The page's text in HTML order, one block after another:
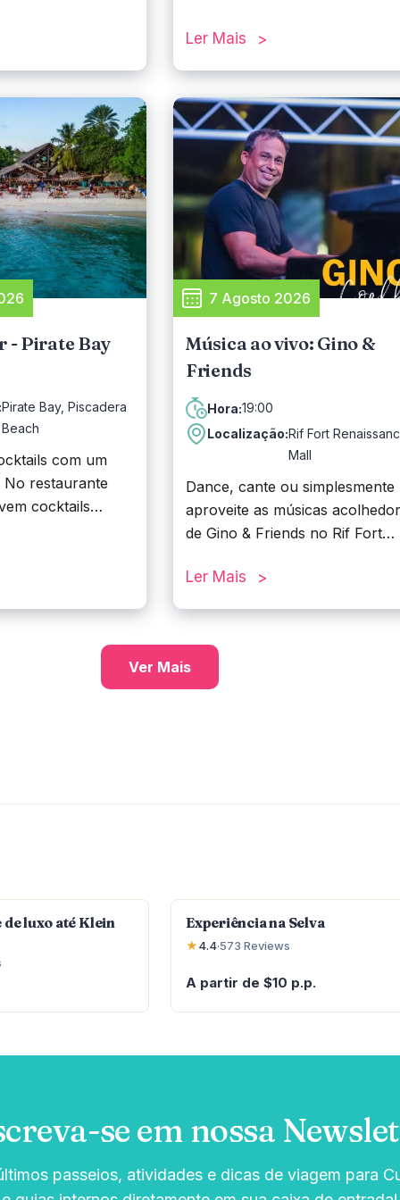
brinde à sexta-
sol se põe,
ao seu fim
🥂✨
City Beach, 31
Otrobanda
20h
feiras
Ler Mais
- Pirate Bay
Pirate Bay, Piscadera
Beach
com um
No restaurante
cocktails
o Happy
as sextas-feiras,
7 Agosto 2026
Música ao vivo: Gino &
Friends
Hora:19:00
Localização:Rif Fort
Mall
Dance, cante ou simplesmente
aproveite as músicas
de Gino & Friends no Rif Fort
Ler Mais
Ver Mais
de luxo até Klein
Experiência na Selva
★4.4·573 Reviews
A partir de $10 p.p.
se em nossa
passeios, atividades e dicas de viagem para